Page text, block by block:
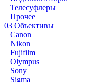
Телесуфлеры
Прочее
03 Объективы
Canon
Nikon
Fujifilm
Olympus
Sony
Sigma